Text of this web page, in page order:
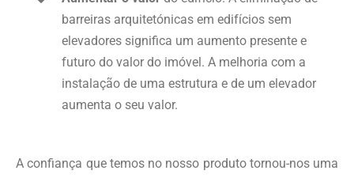
barreiras arquitetónicas em edifícios sem
elevadores significa um aumento presente e
futuro do valor do imóvel. A melhoria com a
instalação de uma estrutura e de um elevador
aumenta o seu valor.
A confiança que temos no nosso produto tornou-nos uma